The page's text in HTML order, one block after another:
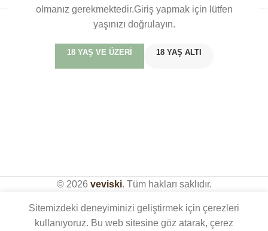
olmanız gerekmektedir.Giriş yapmak için lütfen
yaşınızı doğrulayın.
18 YAŞ VE ÜZERI 18 YAŞ ALTI
© 2026 veviski. Tüm hakları saklıdır.
Sitemizdeki deneyiminizi geliştirmek için çerezleri
kullanıyoruz. Bu web sitesine göz atarak, çerez